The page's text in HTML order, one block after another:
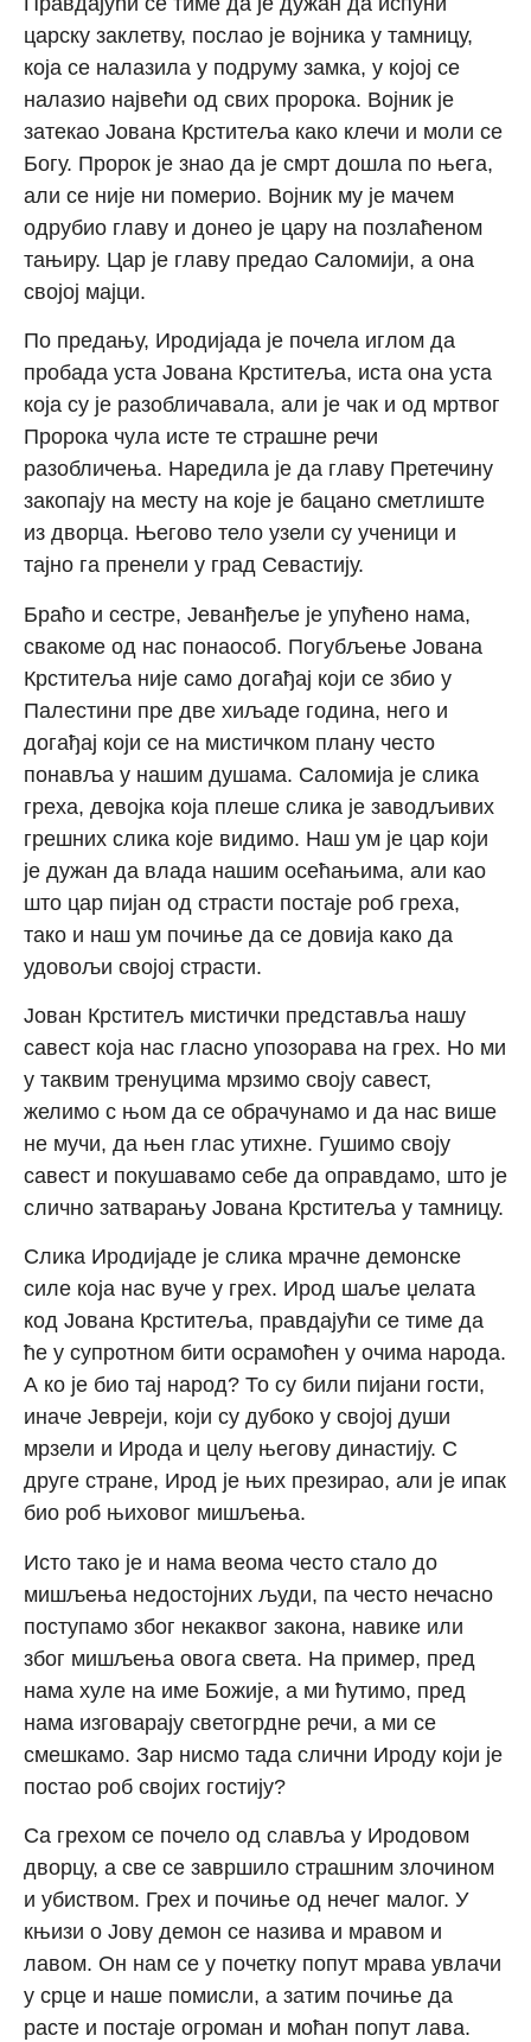
царску заклетву, послао је војника у тамницу,
која се налазила у подруму замка, у којој се
налазио највећи од свих пророка. Војник је
затекао Јована Крститеља како клечи и моли се
Богу. Пророк је знао да је смрт дошла по њега,
али се није ни померио. Војник му је мачем
одрубио главу и донео је цару на позлаћеном
тањиру. Цар је главу предао Саломији, а она
својој мајци.
По предању, Иродијада је почела иглом да
пробада уста Јована Крститеља, иста она уста
која су је разобличавала, али је чак и од мртвог
Пророка чула исте те страшне речи
разобличења. Наредила је да главу Претечину
закопају на месту на које је бацано сметлиште
из дворца. Његово тело узели су ученици и
тајно га пренели у град Севастију.
Браћо и сестре, Јеванђеље је упућено нама,
свакоме од нас понаособ. Погубљење Јована
Крститеља није само догађај који се збио у
Палестини пре две хиљаде година, него и
догађај који се на мистичком плану често
понавља у нашим душама. Саломија је слика
греха, девојка која плеше слика је заводљивих
грешних слика које видимо. Наш ум је цар који
је дужан да влада нашим осећањима, али као
што цар пијан од страсти постаје роб греха,
тако и наш ум почиње да се довија како да
удовољи својој страсти.
Јован Крститељ мистички представља нашу
савест која нас гласно упозорава на грех. Но ми
у таквим тренуцима мрзимо своју савест,
желимо с њом да се обрачунамо и да нас више
не мучи, да њен глас утихне. Гушимо своју
савест и покушавамо себе да оправдамо, што је
слично затварању Јована Крститеља у тамницу.
Слика Иродијаде је слика мрачне демонске
силе која нас вуче у грех. Ирод шаље џелата
код Јована Крститеља, правдајући се тиме да
ће у супротном бити осрамоћен у очима народа.
А ко је био тај народ? То су били пијани гости,
иначе Јевреји, који су дубоко у својој души
мрзели и Ирода и целу његову династију. С
друге стране, Ирод је њих презирао, али је ипак
био роб њиховог мишљења.
Исто тако је и нама веома често стало до
мишљења недостојних људи, па често нечасно
поступамо због некаквог закона, навике или
због мишљења овога света. На пример, пред
нама хуле на име Божије, а ми ћутимо, пред
нама изговарају светогрдне речи, а ми се
смешкамо. Зар нисмо тада слични Ироду који је
постао роб својих гостију?
Са грехом се почело од славља у Иродовом
дворцу, а све се завршило страшним злочином
и убиством. Грех и почиње од нечег малог. У
књизи о Јову демон се назива и мравом и
лавом. Он нам се у почетку попут мрава увлачи
у срце и наше помисли, а затим почиње да
расте и постаје огроман и моћан попут лава.